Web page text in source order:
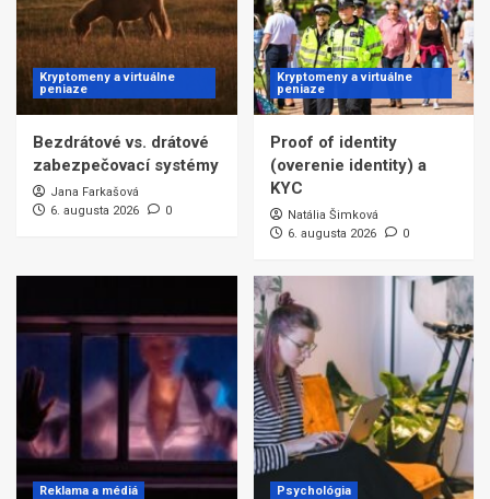
Kryptomeny a virtuálne
peniaze
Bezdrátové vs. drátové
zabezpečovací systémy
Jana Farkašová
6. augusta 2026
0
Kryptomeny a virtuálne
peniaze
Proof of identity
(overenie identity) a
KYC
Natália Šimková
6. augusta 2026
0
Reklama a médiá Psychológia